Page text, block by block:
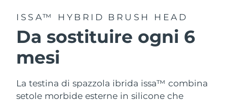
ISSA™ HYBRID BRUSH HEAD
Da sostituire ogni 6
mesi
La testina di spazzola ibrida issa™ combina
setole morbide esterne in silicone che